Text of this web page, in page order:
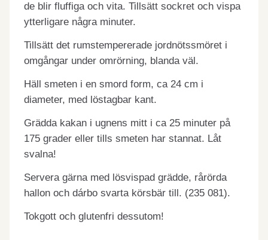
de blir fluffiga och vita. Tillsätt sockret och vispa
ytterligare några minuter.
Tillsätt det rumstempererade jordnötssmöret i
omgångar under omrörning, blanda väl.
Häll smeten i en smord form, ca 24 cm i
diameter, med löstagbar kant.
Grädda kakan i ugnens mitt i ca 25 minuter på
175 grader eller tills smeten har stannat. Låt
svalna!
Servera gärna med lösvispad grädde, rårörda
hallon och dárbo svarta körsbär till. (235 081).
Tokgott och glutenfri dessutom!